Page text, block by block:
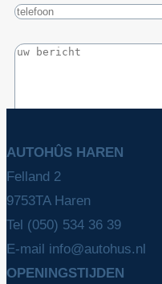
AUTOHÛS HAREN
Felland 2
9753TA Haren
Tel (050) 534 36 39
E-mail info@autohus.nl
OPENINGSTIJDEN